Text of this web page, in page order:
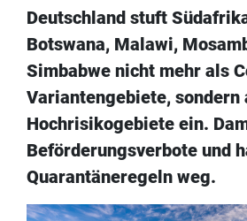
Deutschland stuft
Botswana, Malawi,
Simbabwe nicht mehr als
Variantengebiete, sondern
Hochrisikogebiete ein.
Beförderungsverbote und
Quarantäneregeln weg.